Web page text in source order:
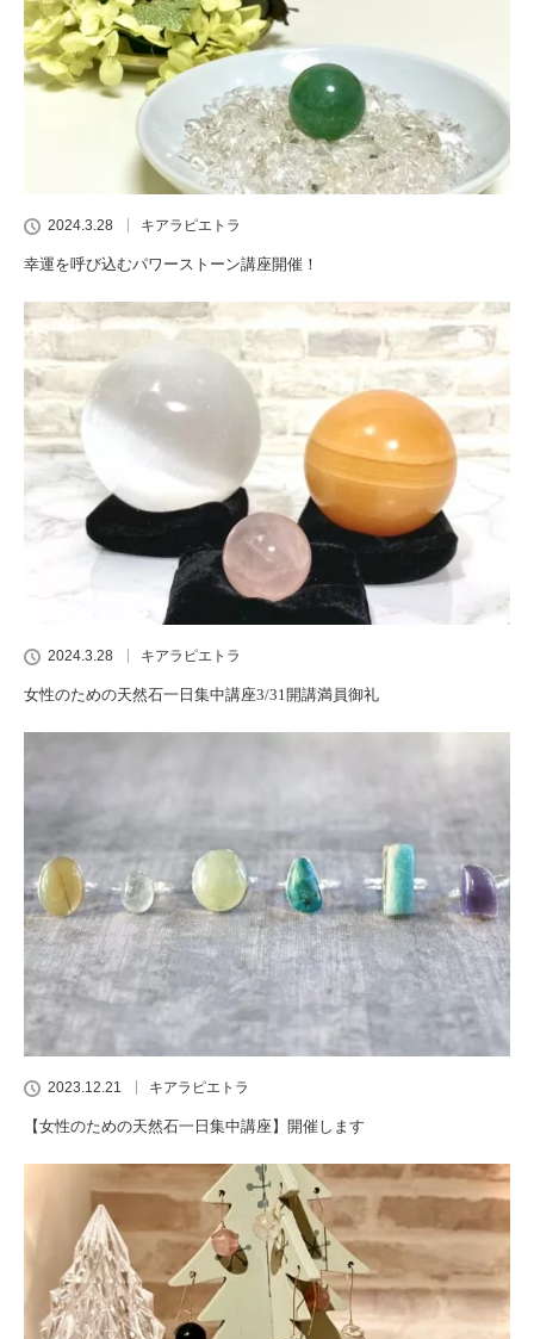
2024.3.28 キアラピエトラ
幸運を呼び込むパワーストーン講座開催！
2024.3.28 キアラピエトラ
女性のための天然石一日集中講座3/31開講満員御礼
2023.12.21 キアラピエトラ
【女性のための天然石一日集中講座】開催します